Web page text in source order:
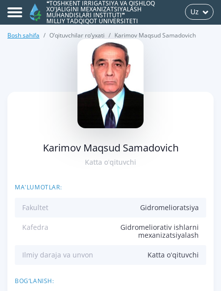
❝TOSHKENT IRRIGATSIYA VA QISHLOQ
XO'JALIGINI MEXANIZATSIYALASH
MUHANDISLARI INSTITUTI❞
MILLIY TADQIQOT UNIVERSITETI
Uz
Bosh sahifa O‘qituvchilar ro‘yxati Karimov Maqsud Samadovich
Karimov Maqsud Samadovich
Katta oʻqituvchi
MA'LUMOTLAR:
Fakultet Gidromelioratsiya
Kafedra
Gidromeliorativ ishlarni
mexanizatsiyalash
Ilmiy daraja va unvon Katta oʻqituvchi
BOG‘LANISH: